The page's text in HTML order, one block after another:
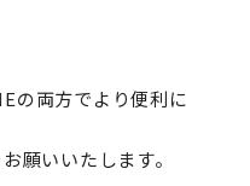
の両方でより便利に
願いいたします。